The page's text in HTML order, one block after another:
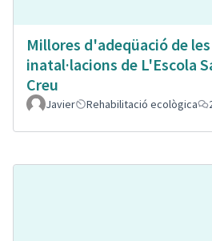
Millores d'adeqüació de les
inatal·lacions de L'Escola
Creu
Javier Rehabilitació ecològica